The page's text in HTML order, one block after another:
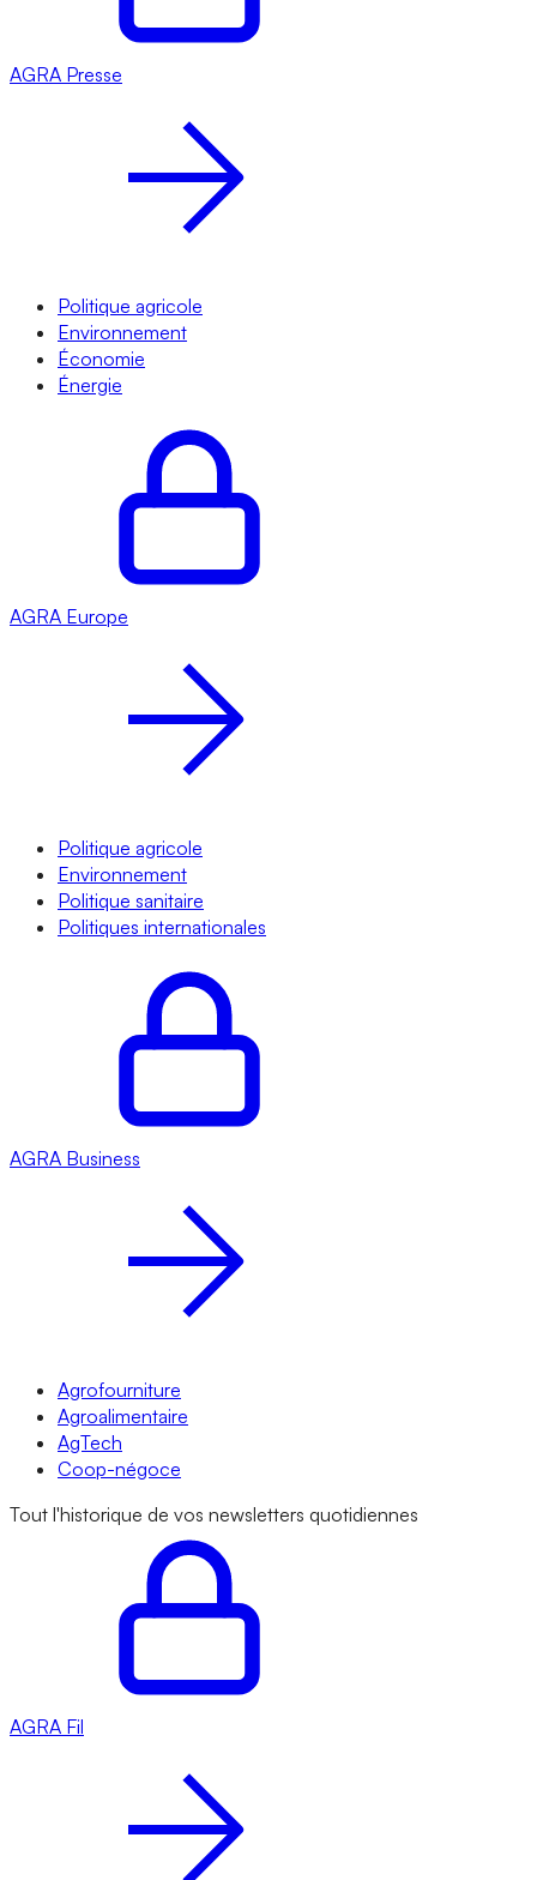
AGRA Presse
Politique agricole
Environnement
Économie
Énergie
AGRA Europe
Politique agricole
Environnement
Politique sanitaire
Politiques internationales
AGRA Business
Agrofourniture
Agroalimentaire
AgTech
Coop-négoce
Tout l'historique de vos newsletters quotidiennes
AGRA Fil